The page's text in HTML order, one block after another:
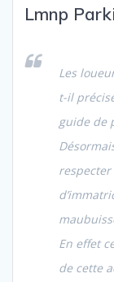
Lmnp
Les
t-il
guide de
En effet
de cette